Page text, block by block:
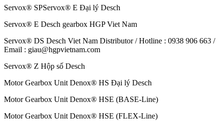
Servox® SPServox® E Đại lý Desch
Servox® E Desch gearbox HGP Viet Nam
Servox® DS Desch Viet Nam Distributor / Hotline : 0938 906 663 /
Email : giau@hgpvietnam.com
Servox® Z Hộp số Desch
Motor Gearbox Unit Denox® HS Đại lý Desch
Motor Gearbox Unit Denox® HSE (BASE-Line)
Motor Gearbox Unit Denox® HSE (FLEX-Line)